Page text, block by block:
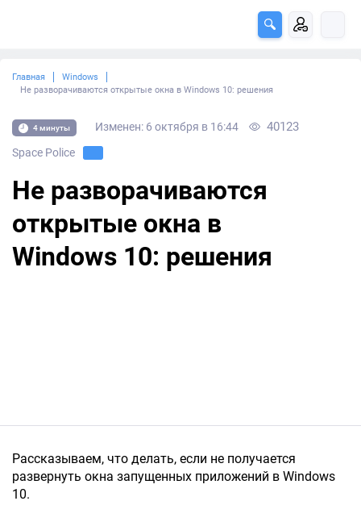
Главная
Windows
Не разворачиваются открытые окна в Windows 10: решения
4 минуты Изменен: 6 октября в 16:44 40123
Space Police
Не разворачиваются
открытые окна в
Windows 10: решения
Рассказываем, что делать, если не получается
развернуть окна запущенных приложений в Windows
10.